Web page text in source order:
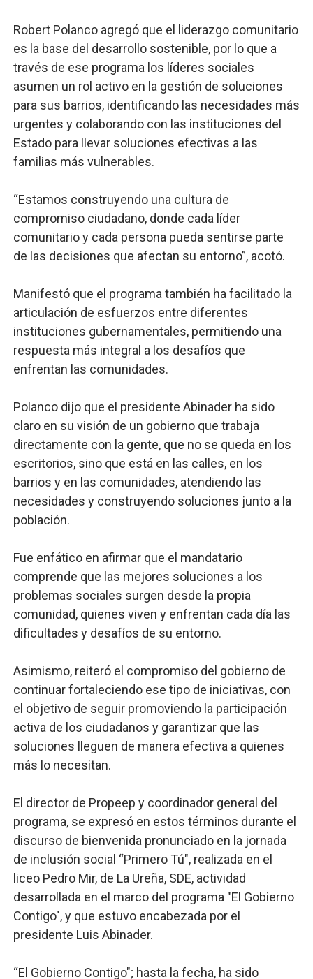
Robert Polanco agregó que el liderazgo comunitario
es la base del desarrollo sostenible, por lo que a
través de ese programa los líderes sociales
asumen un rol activo en la gestión de soluciones
para sus barrios, identificando las necesidades más
urgentes y colaborando con las instituciones del
Estado para llevar soluciones efectivas a las
familias más vulnerables.
“Estamos construyendo una cultura de
compromiso ciudadano, donde cada líder
comunitario y cada persona pueda sentirse parte
de las decisiones que afectan su entorno”, acotó.
Manifestó que el programa también ha facilitado la
articulación de esfuerzos entre diferentes
instituciones gubernamentales, permitiendo una
respuesta más integral a los desafíos que
enfrentan las comunidades.
Polanco dijo que el presidente Abinader ha sido
claro en su visión de un gobierno que trabaja
directamente con la gente, que no se queda en los
escritorios, sino que está en las calles, en los
barrios y en las comunidades, atendiendo las
necesidades y construyendo soluciones junto a la
población.
Fue enfático en afirmar que el mandatario
comprende que las mejores soluciones a los
problemas sociales surgen desde la propia
comunidad, quienes viven y enfrentan cada día las
dificultades y desafíos de su entorno.
Asimismo, reiteró el compromiso del gobierno de
continuar fortaleciendo ese tipo de iniciativas, con
el objetivo de seguir promoviendo la participación
activa de los ciudadanos y garantizar que las
soluciones lleguen de manera efectiva a quienes
más lo necesitan.
El director de Propeep y coordinador general del
programa, se expresó en estos términos durante el
discurso de bienvenida pronunciado en la jornada
de inclusión social “Primero Tú", realizada en el
liceo Pedro Mir, de La Ureña, SDE, actividad
desarrollada en el marco del programa "El Gobierno
Contigo", y que estuvo encabezada por el
presidente Luis Abinader.
“El Gobierno Contigo"; hasta la fecha, ha sido